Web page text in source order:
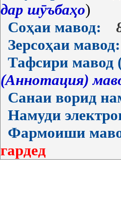
дар шӯъбаҳо)
Соҳаи мавод:
Зерсоҳаи мавод:
Тафсири мавод
(Аннотация)
Санаи ворид
Намуди
Фармоиши
гардед